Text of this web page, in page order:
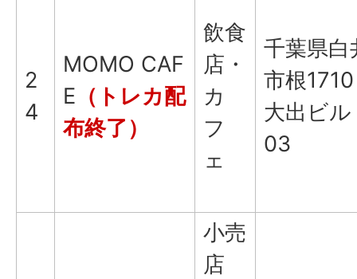
2
4
MOMO CAF
E （トレカ配
布終了）
飲食
店・
カ
フ
ェ
千葉県白
市根1710
大出ビル
03
小売
店